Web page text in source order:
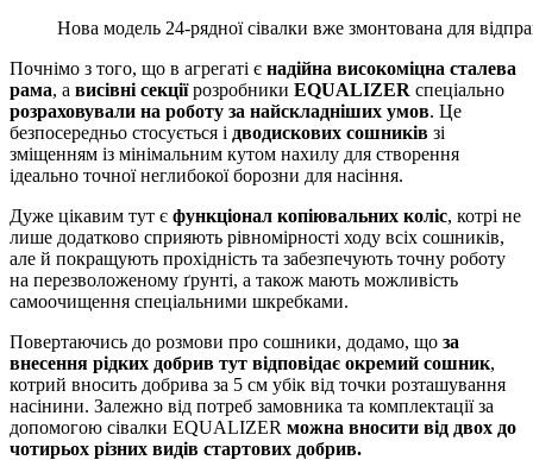
Нова модель 24-рядної сівалки вже змонтована для
Почнімо з того, що в агрегаті є надійна високоміцна сталева
рама, а висівні секціїрозробники EQUALIZER спеціально
розраховували на роботу за найскладніших умов. Це
безпосередньо стосується і дводискових сошників зі
зміщенням із мінімальним кутом нахилу для створення
ідеально точної неглибокої борозни для насіння.
Дуже цікавим тут є функціонал копіювальних коліс, котрі не
лише додатково сприяють рівномірності ходу всіх сошників,
але й покращують прохідність та забезпечують точну роботу
на перезволоженому ґрунті, а також мають можливість
самоочищення спеціальними шкребками.
Повертаючись до розмови про сошники, додамо, що за
внесення рідких добрив тут відповідає окремий сошник,
котрий вносить добрива за 5 см убік від точки розташування
насінини. Залежно від потреб замовника та комплектації за
допомогою сівалки EQUALIZER можна вносити від двох до
чотирьох різних видів стартових добрив.